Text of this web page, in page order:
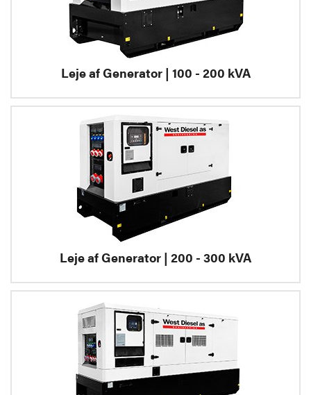
Leje af Generator | 100 - 200 kVA
Leje af Generator | 200 - 300 kVA